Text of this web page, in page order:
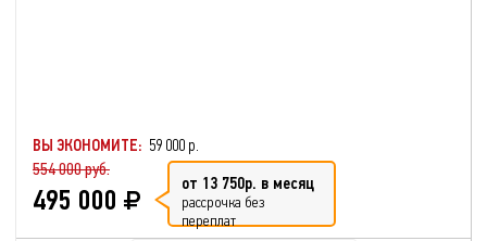
ВЫ ЭКОНОМИТЕ: 59 000 р.
554 000 руб.
495 000 от 13 750р. в месяц
рассрочка без
переплат